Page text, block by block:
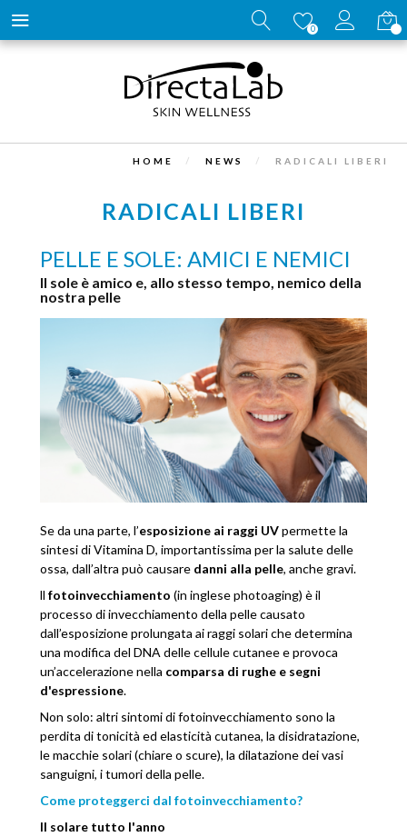
0
HOME NEWS RADICALI LIBERI
RADICALI LIBERI
PELLE E SOLE: AMICI E NEMICI
Il sole è amico e, allo stesso tempo, nemico della
nostra pelle
Se da una parte, l’esposizione ai raggi UVpermette la
sintesi di Vitamina D, importantissima per la salute delle
ossa, dall’altra può causare danni alla pelle, anche gravi.
ll fotoinvecchiamento (in inglese photoaging) è il
processo di invecchiamento della pelle causato
dall’esposizione prolungata ai raggi solari che determina
una modifica del DNA delle cellule cutanee e provoca
un’accelerazione nella comparsa di rughe e segni
d'espressione.
Non solo: altri sintomi di fotoinvecchiamento sono la
perdita di tonicità ed elasticità cutanea, la disidratazione,
le macchie solari (chiare o scure), la dilatazione dei vasi
sanguigni, i tumori della pelle.
Come proteggerci dal fotoinvecchiamento?
Il solare tutto l'anno